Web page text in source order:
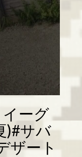
ーグ
)#サバ
ザート